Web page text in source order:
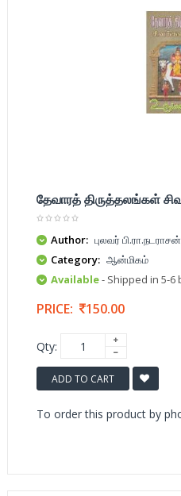
தேவாரத் திருத்தலங்கள்
Author: புலவர் பி.ரா.நடராசன்
Category: ஆன்மிகம்
Available- Shipped in 5-6
PRICE: 150.00
Qty:
ADD TO CART
To order this product by